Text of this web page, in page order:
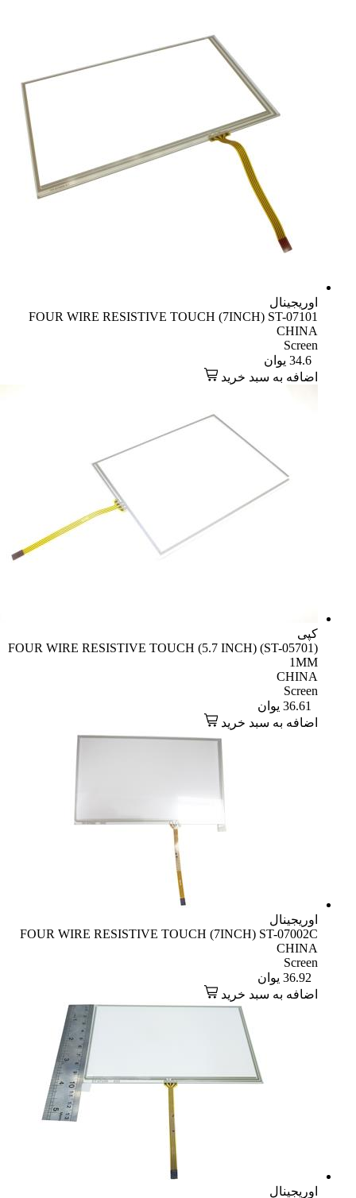
اوریجینال
FOUR WIRE RESISTIVE TOUCH (7INCH) ST-07101
CHINA
Screen
34.6 یوان
اضافه به سبد خرید
کپی
FOUR WIRE RESISTIVE TOUCH (5.7 INCH) (ST-05701)
1MM
CHINA
Screen
36.61 یوان
اضافه به سبد خرید
اوریجینال
FOUR WIRE RESISTIVE TOUCH (7INCH) ST-07002C
CHINA
Screen
36.92 یوان
اضافه به سبد خرید
اوریجینال